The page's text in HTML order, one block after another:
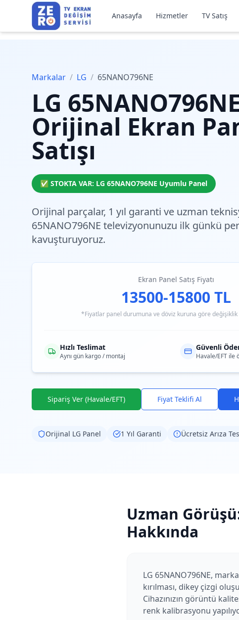
Anasayfa Hizmetler TV Satış
Markalar / LG / 65NANO796NE
LG 65NANO796NE
Orijinal Ekran
Satışı
✅ STOKTA VAR: LG 65NANO796NE Uyumlu Panel
Orijinal parçalar, 1 yıl garanti ve uzman
65NANO796NE televizyonunuzu ilk günkü
kavuşturuyoruz.
Ekran Panel Satış Fiyatı
13500-15800 TL
*Fiyatlar panel durumuna ve döviz kuruna göre değişiklik
Hızlı Teslimat
Aynı gün kargo / montaj
Güvenli
Havale/EFT ile
Sipariş Ver (Havale/EFT) Fiyat Teklifi Al
Orijinal LG Panel 1 Yıl Garanti Ücretsiz Arıza
Uzman
Hakkında
LG 65NANO796NE,
kırılması, dikey çizgi
Cihazınızın görüntü
renk kalibrasyonu